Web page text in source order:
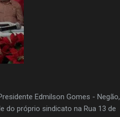
Edmilson Gomes - Negão,
do próprio sindicato na Rua 13 de